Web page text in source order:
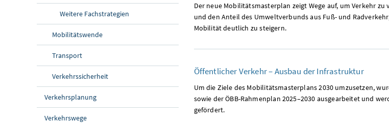
Weitere Fachstrategien
Mobilitätswende
Transport
Verkehrssicherheit
Verkehrsplanung
Verkehrswege
Der neue Mobilitätsmasterplan zeigt Wege auf, um Verkehr
und den Anteil des Umweltverbunds aus Fuß- und
Mobilität deutlich zu steigern.
Öffentlicher Verkehr – Ausbau der Infrastruktur
Um die Ziele des Mobilitätsmasterplans 2030 umzusetzen,
sowie der ÖBB-Rahmenplan 2025–2030 ausgearbeitet und
gefördert.